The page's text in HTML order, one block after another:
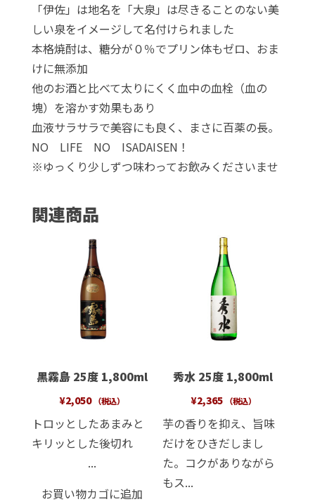
「伊佐」は地名を「大泉」は尽きることのない美
しい泉をイメージして名付けられました
本格焼酎は、糖分が０％でプリン体もゼロ、おま
けに無添加
他のお酒と比べて太りにくく血中の血栓（血の
塊）を溶かす効果もあり
血液サラサラで美容にも良く、まさに百薬の長。
NO LIFE NO ISADAISEN！
※ゆっくり少しずつ味わってお飲みくださいませ
関連商品
黒霧島 25度 1,800ml
¥2,050 （税込）
トロッとしたあまみと
キリッとした後切れ
...
お買い物カゴに追加
秀水 25度 1,800ml
¥2,365 （税込）
芋の香りを抑え、旨味
だけをひきだしまし
た。コクがありながら
もス...